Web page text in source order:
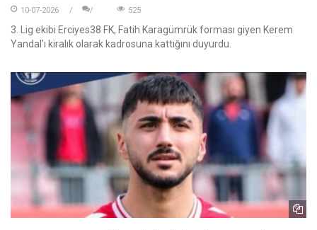
10-07-2026 525
3. Lig ekibi Erciyes38 FK, Fatih Karagümrük forması giyen Kerem
Yandal’ı kiralık olarak kadrosuna kattığını duyurdu.